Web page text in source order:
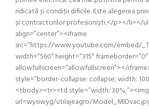
ridicată și condiții dificile. Este alegerea
și contractorilor profesioniști.</p></li></
align=”center”><iframe
src=”https://www.youtube.com/embed/
width=”560″ height=”315″ frameborder=”0″
allowfullscreen=”allowfullscreen”></
style=”border-collapse: collapse; width:
<tbody><tr><td style=”width: 30%;”><img
url=wysiwyg/utilajeagro/